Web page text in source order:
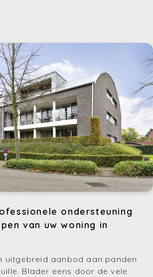
ondersteuning
van uw woning in
uitgebreid aanbod aan panden
Blader eens door de vele